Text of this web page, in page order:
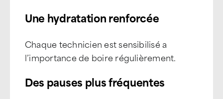
Une hydratation renforcée
Chaque technicien est sensibilisé a
l’importance de boire régulièrement.
Des pauses plus fréquentes